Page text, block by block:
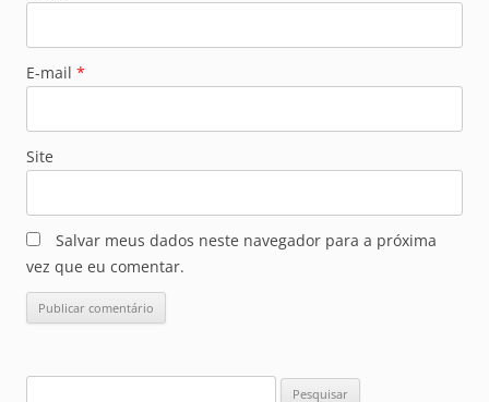
E-mail *
Site
Salvar meus dados neste navegador para a próxima
vez que eu comentar.